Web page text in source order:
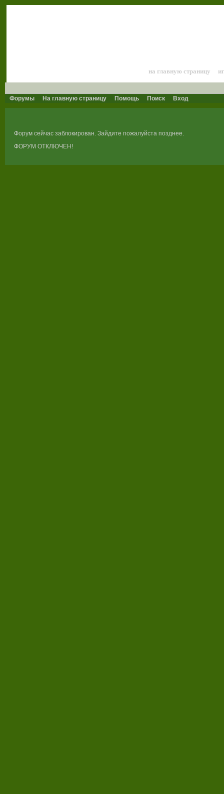
на главную страницу
Форумы На главную страницу Помощь Поиск Вход
Форум сейчас заблокирован. Зайдите пожалуйста позднее.
ФОРУМ ОТКЛЮЧЕН!